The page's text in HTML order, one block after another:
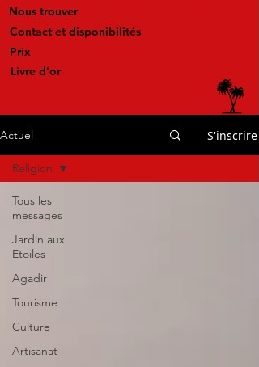
Nous trouver
Contact et disponibilités
Prix
Livre d'or
Actuel S'inscrire
Tous les
messages
Jardin aux
Etoiles
Agadir
Tourisme
Culture
Artisanat
Religion